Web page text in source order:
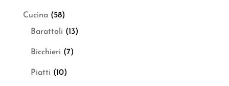
Cucina (58)
Barattoli (13)
Bicchieri (7)
Piatti (10)